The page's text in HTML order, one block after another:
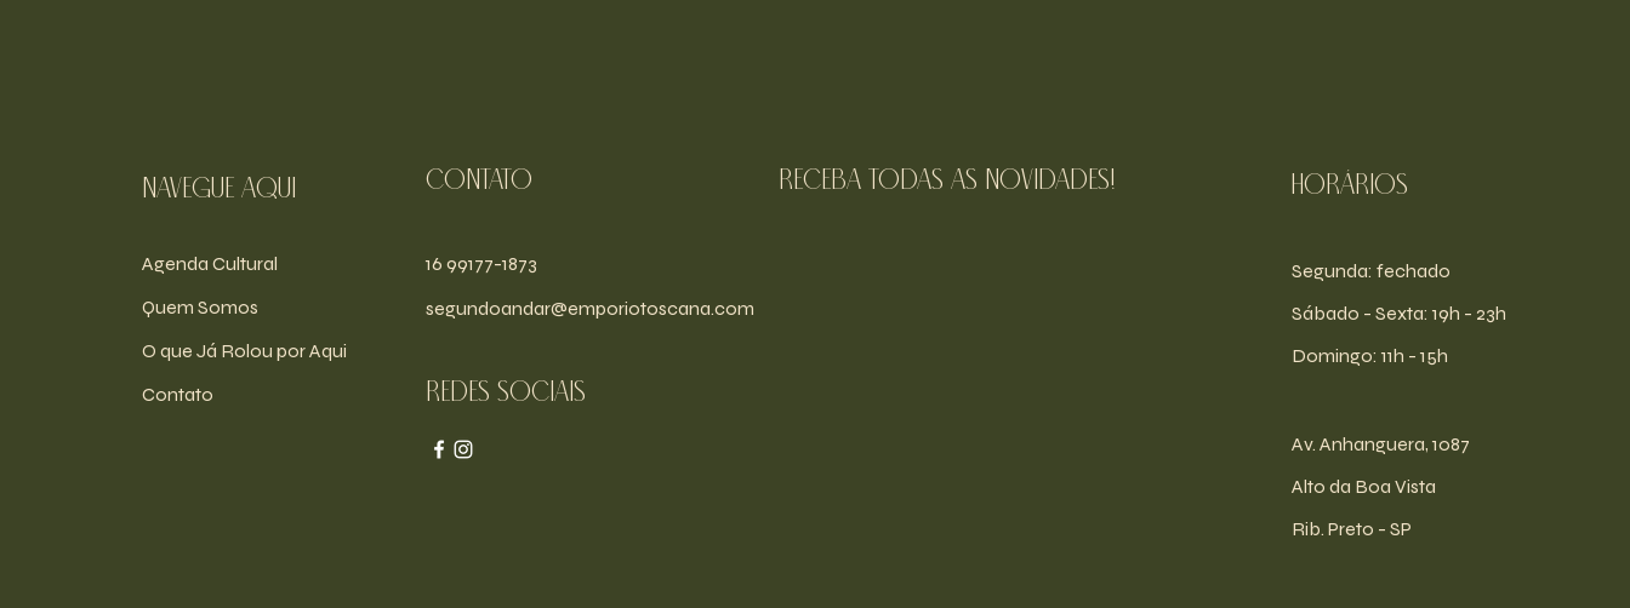
navegue aqui
Agenda Cultural
Quem Somos
O que Já Rolou por Aqui
Contato
Contato
16 99177-1873
segundoandar@emporiotoscana.com
Redes sociais
receba todas as novidades! Horários
Segunda: fechado
​​Sábado - Sexta: 19h - 23h
​Domingo: 11h - 15h
Av. Anhanguera, 1087
Alto da Boa Vista
Rib. Preto - SP